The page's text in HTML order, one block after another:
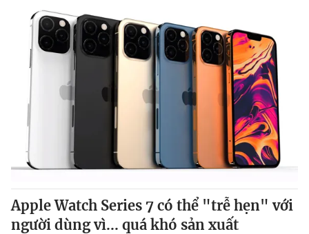
Apple Watch Series 7 có thể "trễ hẹn" với
người dùng vì... quá khó sản xuất